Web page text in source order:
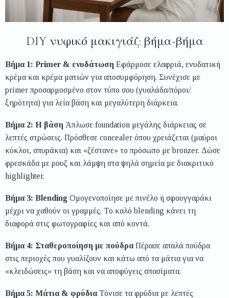
DIY νυφικό μακιγιάζ: βήμα-βήμα
Βήμα 1: Primer & ενυδάτωση Εφάρμοσε ελαφριά, ενυδατική
κρέμα και κρέμα ματιών για αποσυμφόρηση. Συνέχισε με
primer προσαρμοσμένο στον τύπο σου (γυαλάδα/πόροι/
ξηρότητα) για λεία βάση και μεγαλύτερη διάρκεια.
Βήμα 2: Η βάση Άπλωσε foundation μεγάλης διάρκειας σε
λεπτές στρώσεις. Πρόσθεσε concealer όπου χρειάζεται (μαύροι
κύκλοι, σπυράκια) και «ζέστανε» το πρόσωπο με bronzer. Δώσε
φρεσκάδα με ρουζ και λάμψη στα ψηλά σημεία με διακριτικό
highlighter.
Βήμα 3: Blending Ομογενοποίησε με πινέλο ή σφουγγαράκι
μέχρι να χαθούν οι γραμμές. Το καλό blending κάνει τη
διαφορά στις φωτογραφίες και από κοντά.
Βήμα 4: Σταθεροποίηση με πούδρα Πέρασε απαλά πούδρα
στις περιοχές που γυαλίζουν και κάτω από τα μάτια για να
«κλειδώσεις» τη βάση και να αποφύγεις σπασίματα.
Βήμα 5: Μάτια & φρύδια Τόνισε τα φρύδια με λεπτές